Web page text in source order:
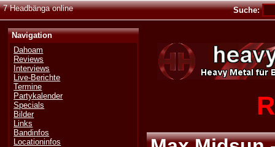
7 Headbänga online Suche:
Navigation
Dahoam
Reviews
Interviews
Live-Berichte
Termine
Partykalender
Specials
Bilder
Links
Bandinfos
Locationinfos